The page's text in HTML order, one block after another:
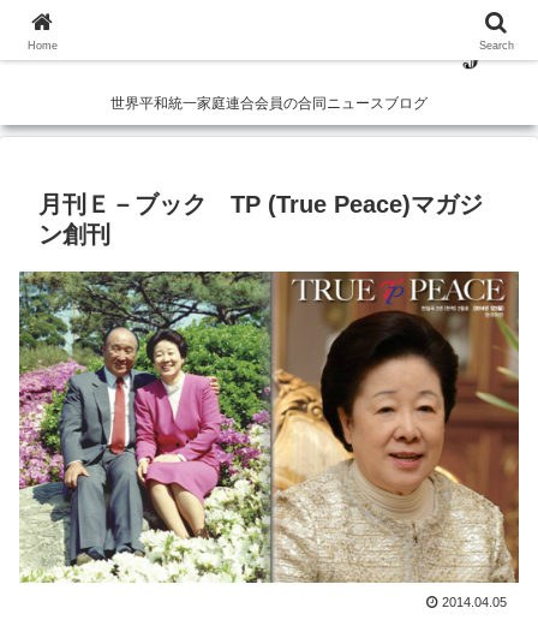
世界平和統一家庭連合会員の合同ニュースブログ
月刊Ｅ－ブック TP (True Peace)マガジ
ン創刊
2014.04.05
Home Search